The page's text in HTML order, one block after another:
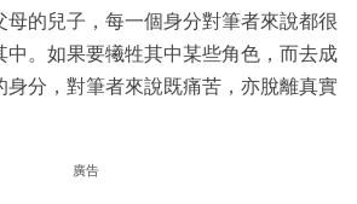
母的兒子，每一個身分對筆者來說都很
中。如果要犧牲其中某些角色，而去成
身分，對筆者來說既痛苦，亦脫離真實
廣告